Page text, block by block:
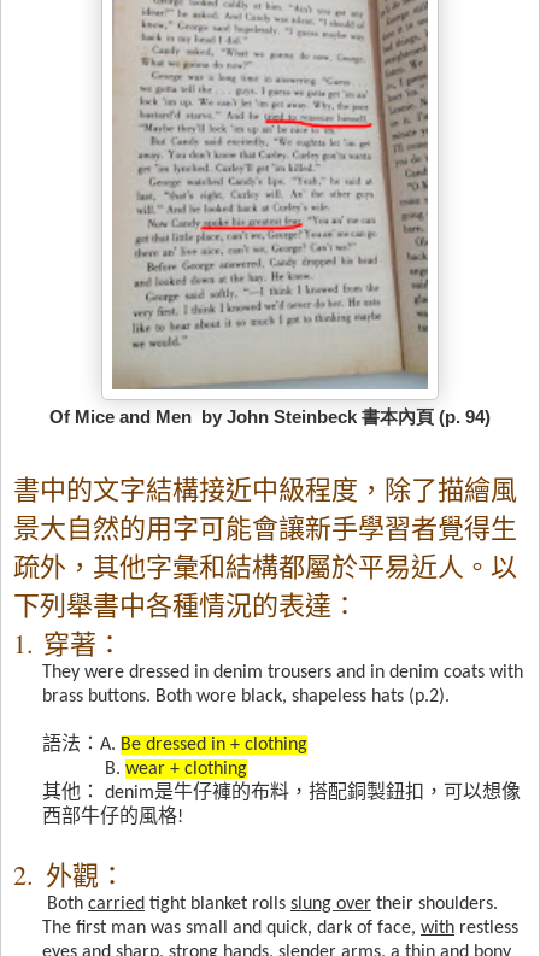
Of Mice and Men by John Steinbeck 書本內頁 (p. 94)
書中的文字結構接近中級程度，除了描繪風
景大自然的用字可能會讓新手學習者覺得生
疏外，其他字彙和結構都屬於平易近人。以
下列舉書中各種情況的表達：
1. 穿著：
They were dressed in denim trousers and in denim coats with
brass buttons. Both wore black, shapeless hats (p.2).
語法： A. Be dressed in + clothing
B. wear + clothing
其他：
denim是牛仔褲的布料，搭配銅製鈕扣，可以想像
西部牛仔的風格!
2. 外觀：
Both carried tight blanket rolls slung over their shoulders.
The first man was small and quick, dark of face, with restless